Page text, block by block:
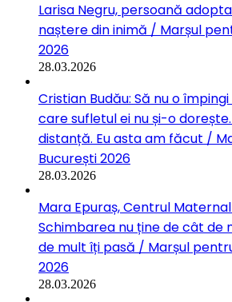
Larisa Negru, persoană
naștere din inimă / Marșul
2026
28.03.2026
Cristian Budău: Să nu o
care sufletul ei nu și-o
distanță. Eu asta am făcut /
București 2026
28.03.2026
Mara Epuraș, Centrul Maternal
Schimbarea nu ține de cât de
de mult îți pasă / Marșul
2026
28.03.2026